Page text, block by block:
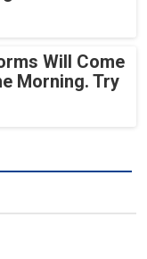
Will Come
Morning. Try